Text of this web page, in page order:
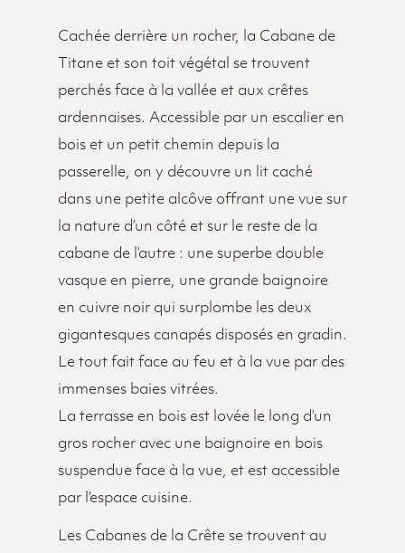
Cachée derrière un rocher, la Cabane de
Titane et son toit végétal se trouvent
perchés face à la vallée et aux crêtes
ardennaises. Accessible par un escalier en
bois et un petit chemin depuis la
passerelle, on y découvre un lit caché
dans une petite alcôve offrant une vue sur
la nature d’un côté et sur le reste de la
cabane de l’autre : une superbe double
vasque en pierre, une grande baignoire
en cuivre noir qui surplombe les deux
gigantesques canapés disposés en gradin.
Le tout fait face au feu et à la vue par des
immenses baies vitrées.
La terrasse en bois est lovée le long d’un
gros rocher avec une baignoire en bois
suspendue face à la vue, et est accessible
par l’espace cuisine.
Les Cabanes de la Crête se trouvent au